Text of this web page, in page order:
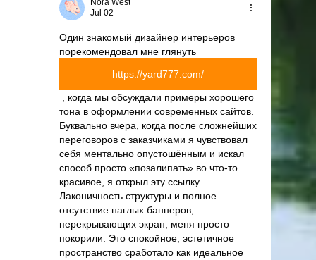
Nora West
Jul 02
Один знакомый дизайнер интерьеров
порекомендовал мне глянуть
https://yard777.com/
, когда мы обсуждали примеры хорошего
тона в оформлении современных сайтов.
Буквально вчера, когда после сложнейших
переговоров с заказчиками я чувствовал
себя ментально опустошённым и искал
способ просто «позалипать» во что-то
красивое, я открыл эту ссылку.
Лаконичность структуры и полное
отсутствие наглых баннеров,
перекрывающих экран, меня просто
покорили. Это спокойное, эстетичное
пространство сработало как идеальное